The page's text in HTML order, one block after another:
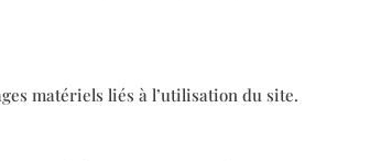
matériels liés à l’utilisation du site.